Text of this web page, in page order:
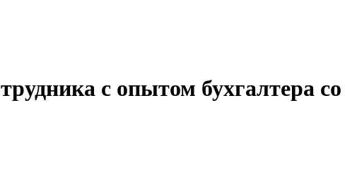
с опытом бухгалтера